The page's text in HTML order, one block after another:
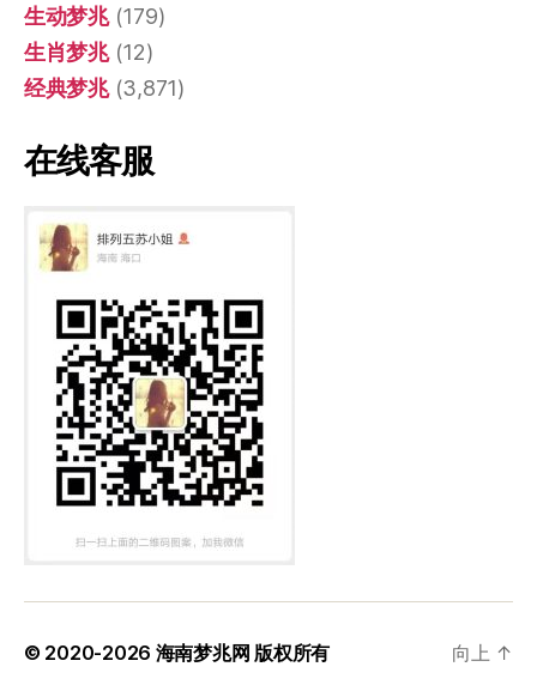
生动梦兆(179)
生肖梦兆(12)
经典梦兆(3,871)
在线客服
© 2020-2026 海南梦兆网 版权所有 向上 ↑